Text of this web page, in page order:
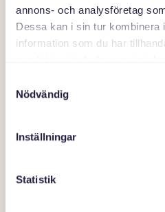
annons- och analysföretag
Dessa kan i sin tur kombinera
information som du har
Nödvändig
Inställningar
Statistik